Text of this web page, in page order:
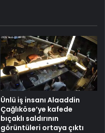
Ünlü iş insanı Alaaddin
Çağlıköse’ye kafede
bıçaklı saldırının
görüntüleri ortaya çıktı